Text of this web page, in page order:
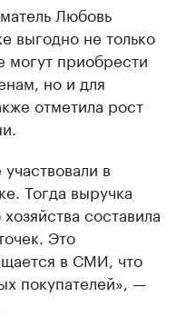
Любовь
выгодно не только
могут приобрести
но и для
отметила рост
в
Тогда выручка
составила
Это
в СМИ, что
покупателей», —